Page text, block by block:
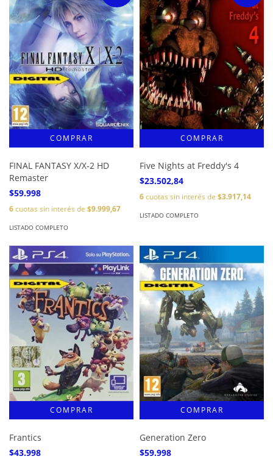
FINAL FANTASY X/X-2 HD
Remaster
$59.998
6cuotas sin interés de $9.999,67
LISTADO COMPLETO
Five Nights at Freddy's 4
$23.502,84
6cuotas sin interés de $3.917,14
LISTADO COMPLETO
Frantics
$43.998
Generation Zero
$59.998